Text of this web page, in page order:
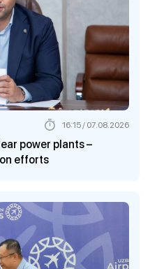
power plants –
efforts
16:15 / 07.08.2026